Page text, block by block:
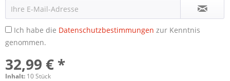
Ich habe die Datenschutzbestimmungen zur Kenntnis
genommen.
32,99 € *
Inhalt: 10 Stück